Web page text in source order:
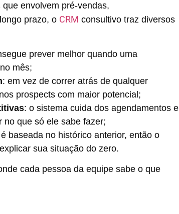
envolvem pré-vendas,
prazo, o CRM consultivo traz diversos
prever melhor quando uma
mês;
: em vez de correr atrás de qualquer
prospects com maior potencial;
: o sistema cuida dos agendamentos e
no que só ele sabe fazer;
baseada no histórico anterior, então o
sua situação do zero.
cada pessoa da equipe sabe o que